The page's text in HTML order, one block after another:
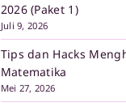
2026 (Paket 1)
Juli 9, 2026
Tips dan Hacks
Matematika
Mei 27, 2026